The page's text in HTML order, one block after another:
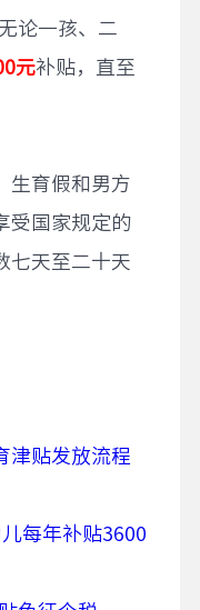
论一孩、二
元补贴，直至
生育假和男方
受国家规定的
七天至二十天
津贴发放流程
每年补贴3600